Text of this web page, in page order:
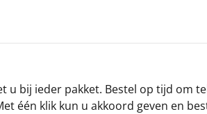
u bij ieder pakket. Bestel op tijd om
één klik kun u akkoord geven en